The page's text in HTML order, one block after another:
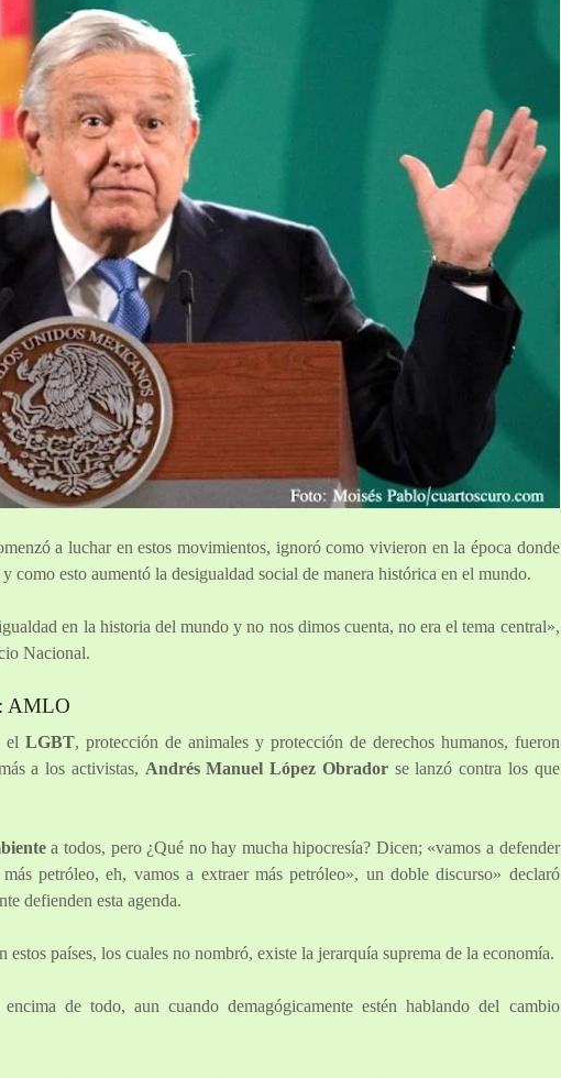
a luchar en estos movimientos, ignoró como vivieron en la época donde
como esto aumentó la desigualdad social de manera histórica en el mundo.
en la historia del mundo y no nos dimos cuenta, no era el tema central»,
Nacional.
AMLO
el LGBT, protección de animales y protección de derechos humanos, fueron
a los activistas, Andrés Manuel López Obradorse lanzó contra los que
a todos, pero ¿Qué no hay mucha hipocresía? Dicen; «vamos a defender
petróleo, eh, vamos a extraer más petróleo», un doble discurso» declaró
defienden esta agenda.
estos países, los cuales no nombró, existe la jerarquía suprema de la economía.
de todo, aun cuando demagógicamente estén hablando del cambio